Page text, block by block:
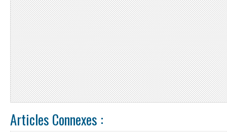
Articles Connexes :